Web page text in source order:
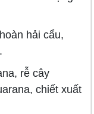
hải cẩu,
rễ cây
chiết xuất